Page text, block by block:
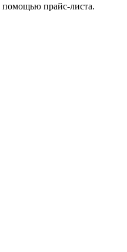
помощью прайс-листа.